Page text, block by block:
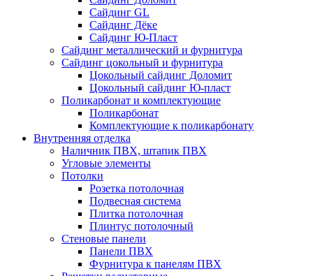
Сайдинг GL
Сайдинг Дёке
Сайдинг Ю-Пласт
Сайдинг металлический и фурнитура
Сайдинг цокольный и фурнитура
Цокольный сайдинг Доломит
Цокольный сайдинг Ю-пласт
Поликарбонат и комплектующие
Поликарбонат
Комплектующие к поликарбонату
Внутренняя отделка
Наличник ПВХ, штапик ПВХ
Угловые элементы
Потолки
Розетка потолочная
Подвесная система
Плитка потолочная
Плинтус потолочный
Стеновые панели
Панели ПВХ
Фурнитура к панелям ПВХ